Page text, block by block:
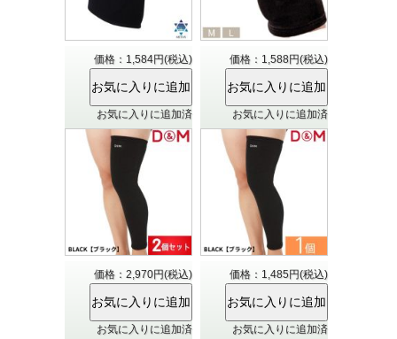
価格：1,584円(税込)
お気に入りに追加済
価格：1,588円(税込)
お気に入りに追加済
価格：2,970円(税込)
お気に入りに追加済
価格：1,485円(税込)
お気に入りに追加済